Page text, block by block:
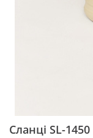
Сланці SL-1450